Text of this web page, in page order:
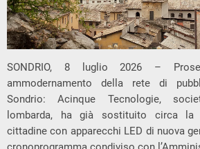
SONDRIO, 8 luglio 2026 –
ammodernamento della rete di
Sondrio: Acinque Tecnologie,
lombarda, ha già sostituito circa la
cittadine con apparecchi LED di nuova